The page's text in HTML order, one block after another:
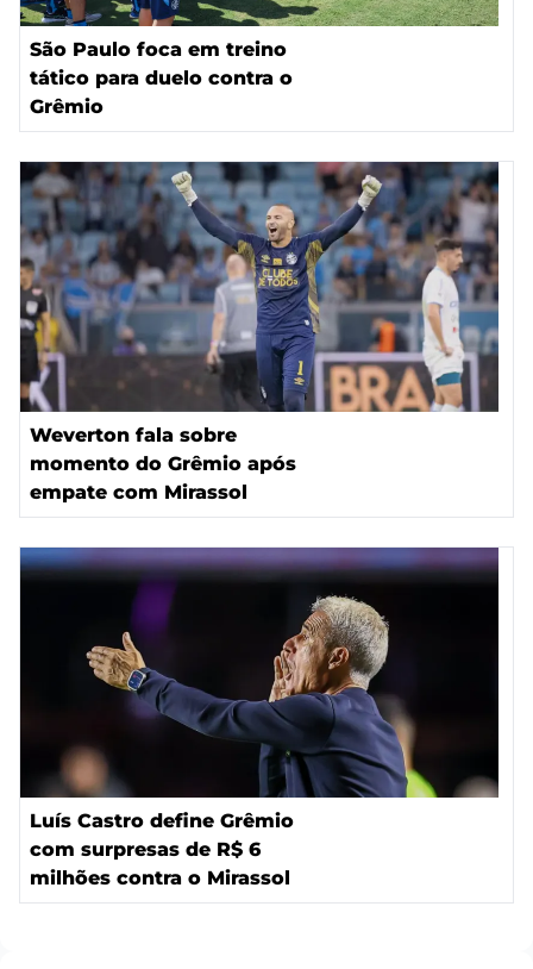
São Paulo foca em treino
tático para duelo contra o
Grêmio
Weverton fala sobre
momento do Grêmio após
empate com Mirassol
Luís Castro define Grêmio
com surpresas de R$ 6
milhões contra o Mirassol